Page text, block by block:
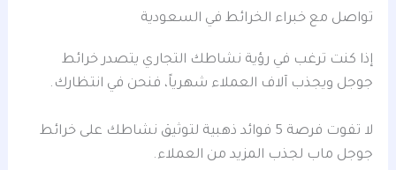
تواصل مع خبراء الخرائط في السعودية
إذا كنت ترغب في رؤية نشاطك التجاري يتصدر خرائط
جوجل ويجذب آلاف العملاء شهرياً، فنحن في انتظارك.
لا تفوت فرصة 5 فوائد ذهبية لتوثيق نشاطك على خرائط
جوجل ماب لجذب المزيد من العملاء.